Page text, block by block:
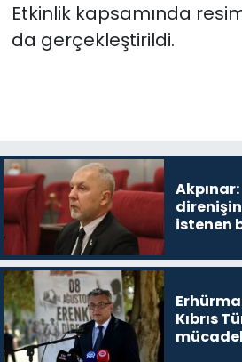
Etkinlik kapsamında resim
da gerçekleştirildi.
istenen
devam
Kıbrıs